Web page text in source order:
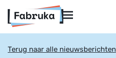
Terug naar alle nieuwsberichten